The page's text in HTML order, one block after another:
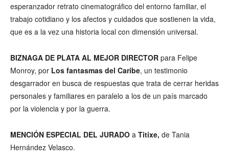
esperanzador retrato cinematográfico del entorno familiar, el
trabajo cotidiano y los afectos y cuidados que sostienen la vida,
que es a la vez una historia local con dimensión universal.
BIZNAGA DE PLATA AL MEJOR DIRECTOR para Felipe
Monroy, por Los fantasmas del Caribe, un testimonio
desgarrador en busca de respuestas que trata de cerrar heridas
personales y familiares en paralelo a los de un país marcado
por la violencia y por la guerra.
MENCIÓN ESPECIAL DEL JURADO a Titixe, de Tania
Hernández Velasco.